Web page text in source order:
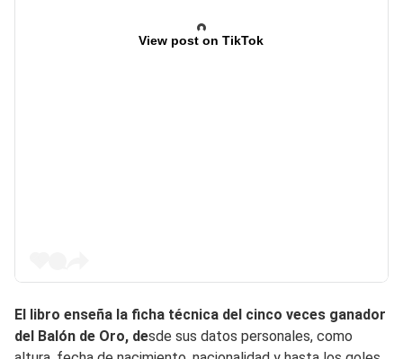
View post on TikTok
El libro enseña la ficha técnica del cinco veces ganador
del Balón de Oro, desde sus datos personales, como